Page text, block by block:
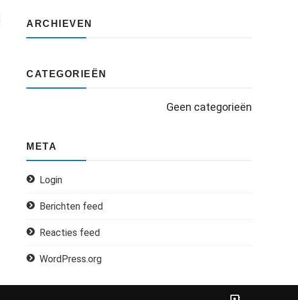
ARCHIEVEN
CATEGORIEËN
Geen categorieën
META
Login
Berichten feed
Reacties feed
WordPress.org